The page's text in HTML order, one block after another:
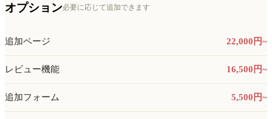
オプション必要に応じて追加できます
追加ページ 22,000円~
レビュー機能 16,500円~
追加フォーム 5,500円~